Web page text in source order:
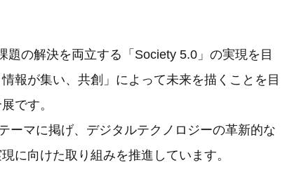
題の解決を両立する「Society 5.0」の実現を目
報が集い、共創」によって未来を描くことを目
です。
ーマに掲げ、デジタルテクノロジーの革新的な
に向けた取り組みを推進しています。